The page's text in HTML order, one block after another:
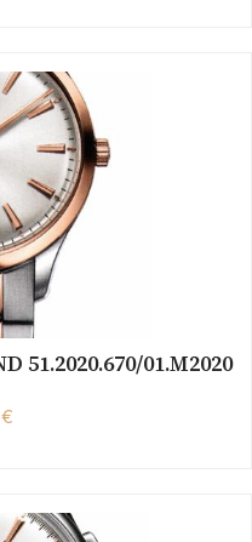
51.2020.670/01.M2020